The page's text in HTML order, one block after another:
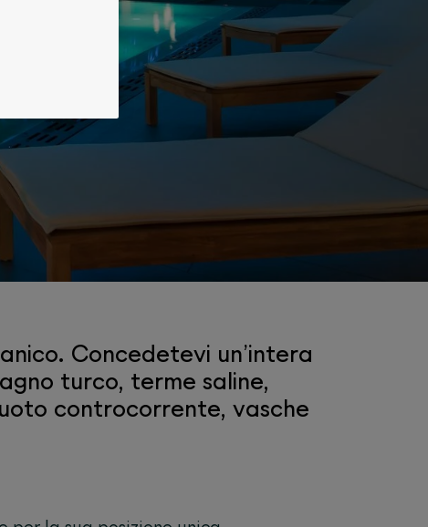
Concedetevi un’intera
turco, terme saline,
controcorrente, vasche